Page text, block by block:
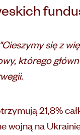
się z
którego
21,8%
na